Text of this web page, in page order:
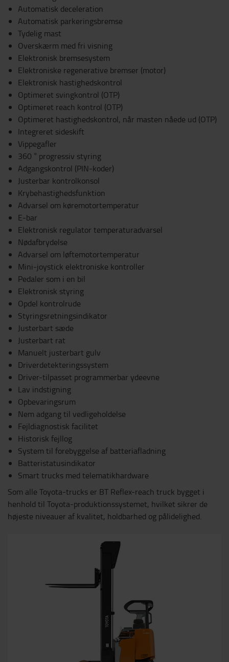
Automatisk deceleration
Automatisk parkeringsbremse
Tydelig mast
Overskærm med fri visning
Elektronisk bremsesystem
Elektroniske regenerative bremser (motor)
Elektronisk hastighedskontrol
Optimeret svingkontrol (OTP)
Optimeret reach kontrol (OTP)
Optimeret hastighedskontrol, når masten nåede ud (OTP)
Integreret sideskift
Vippegafler
360 ° progressiv styring
Adgangskontrol (PIN-koder)
Justerbar kontrolkonsol
Krybehastighedsfunktion
Advarsel om køremotortemperatur
E-bar
Elektronisk regulator temperaturadvarsel
Nødafbrydelse
Advarsel om løftemotortemperatur
Mini-joystick elektroniske kontroller
Pedaler som i en bil
Elektronisk styring
Opdel kontrolrude
Styringsretningsindikator
Justerbart sæde
Justerbart rat
Manuelt justerbart gulv
Driverdetekteringssystem
Driver-tilpasset programmerbar ydeevne
Lav indstigning
Opbevaringsrum
Nem adgang til vedligeholdelse
Fejldiagnostisk facilitet
Historisk fejllog
System til forebyggelse af batteriafladning
Batteristatusindikator
Smart trucks med telematikhardware
Som alle Toyota-trucks er BT Reflex-reach truck bygget i
henhold til Toyota-produktionssystemet, hvilket sikrer de
højeste niveauer af kvalitet, holdbarhed og pålidelighed.